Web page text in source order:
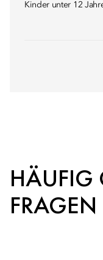
Kinder unter 12
HÄUFIG
FRAGEN